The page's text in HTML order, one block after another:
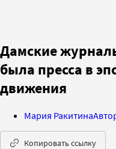
Дамские
была пресса в
движения
Мария Ракитина
Копировать ссылку